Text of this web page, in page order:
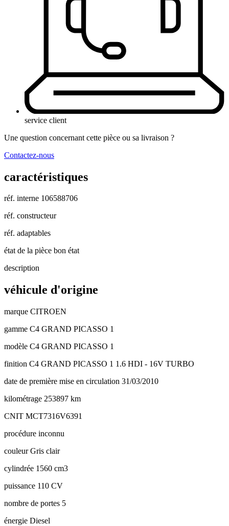
service client
Une question concernant cette pièce ou sa livraison ?
Contactez-nous
caractéristiques
réf. interne 106588706
réf. constructeur
réf. adaptables
état de la pièce bon état
description
véhicule d'origine
marque CITROEN
gamme C4 GRAND PICASSO 1
modèle C4 GRAND PICASSO 1
finition C4 GRAND PICASSO 1 1.6 HDI - 16V TURBO
date de première mise en circulation 31/03/2010
kilométrage 253897 km
CNIT MCT7316V6391
procédure inconnu
couleurGris clair
cylindrée 1560 cm3
puissance 110 CV
nombre de portes 5
énergie Diesel